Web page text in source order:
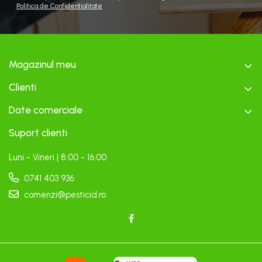
Politica de Confidentialitate
Magazinul meu
Clienti
Date comerciale
Suport clienti
Luni - Vineri | 8:00 - 16:00
0741 403 936
comenzi@pesticid.ro